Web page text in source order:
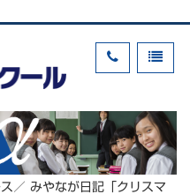
／ みやなが日記「クリスマ